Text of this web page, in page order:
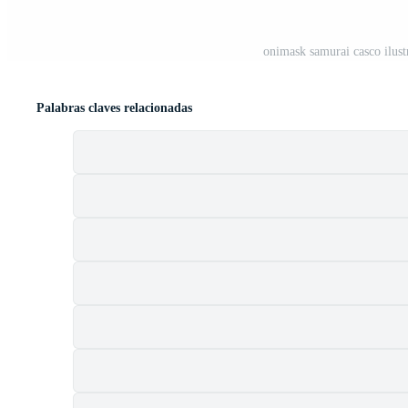
onimask samurai casco
Palabras claves relacionadas